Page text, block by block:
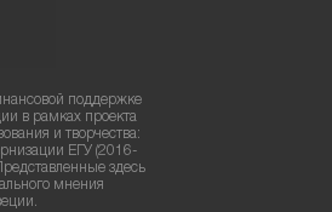
поддержке
в рамках проекта
и творчества:
ЕГУ (2016-
здесь
мнения